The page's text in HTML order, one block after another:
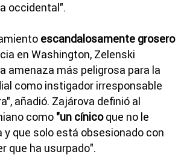
occidental".
escandalosamente grosero
en Washington, Zelenski
amenaza más peligrosa para la
como instigador irresponsable
añadió. Zajárova definió al
como "un cínicoque no le
y que solo está obsesionado con
que ha usurpado".